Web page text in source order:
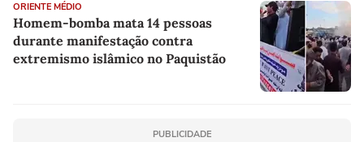
ORIENTE MÉDIO
Homem-bomba mata 14 pessoas
durante manifestação contra
extremismo islâmico no Paquistão
PUBLICIDADE